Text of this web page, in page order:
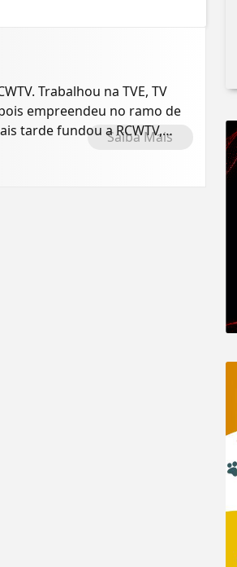
Trabalhou na TVE, TV
empreendeu no ramo de
tarde fundou a RCWTV,
Saiba Mais